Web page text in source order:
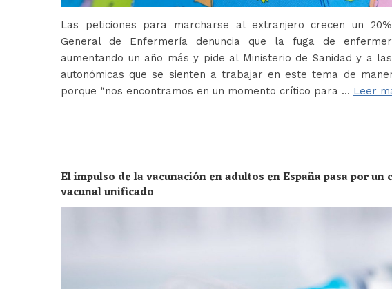
Las peticiones para marcharse al extranjero crecen un
General de Enfermería denuncia que la fuga de
aumentando un año más y pide al Ministerio de Sanidad y a
autonómicas que se sienten a trabajar en este tema de
porque “nos encontramos en un momento crítico para … Leer
El impulso de la vacunación en adultos en España pasa por un
vacunal unificado